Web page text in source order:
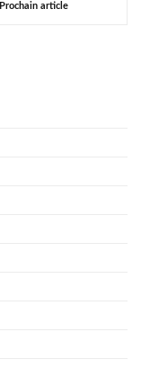
Prochain article